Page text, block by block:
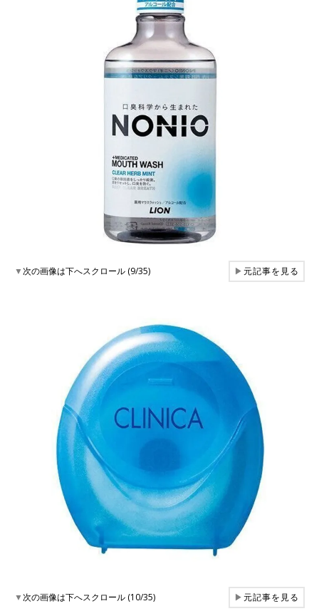
▼次の画像は下へスクロール (9/35) ▶元記事を見る
▼次の画像は下へスクロール (10/35) ▶元記事を見る